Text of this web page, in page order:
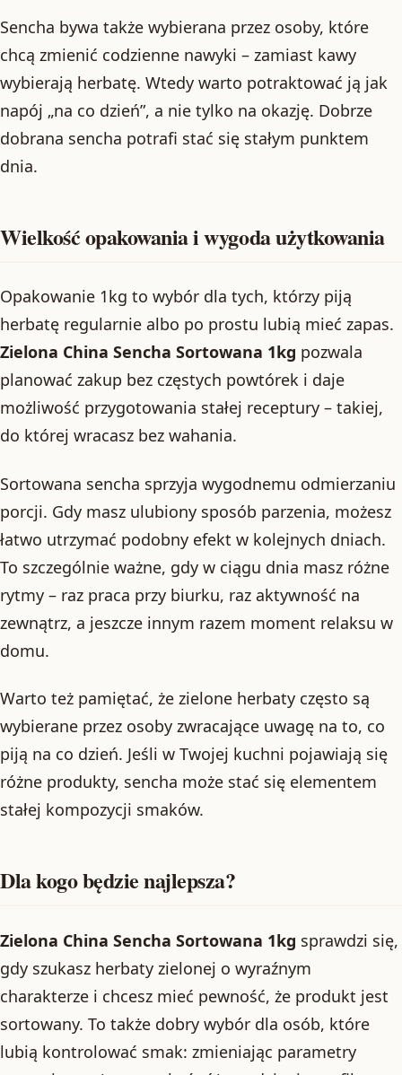
Sencha bywa także wybierana przez osoby, które
chcą zmienić codzienne nawyki – zamiast kawy
wybierają herbatę. Wtedy warto potraktować ją jak
napój „na co dzień”, a nie tylko na okazję. Dobrze
dobrana sencha potrafi stać się stałym punktem
dnia.
Wielkość opakowania i wygoda użytkowania
Opakowanie 1kg to wybór dla tych, którzy piją
herbatę regularnie albo po prostu lubią mieć zapas.
Zielona China Sencha Sortowana 1kg pozwala
planować zakup bez częstych powtórek i daje
możliwość przygotowania stałej receptury – takiej,
do której wracasz bez wahania.
Sortowana sencha sprzyja wygodnemu odmierzaniu
porcji. Gdy masz ulubiony sposób parzenia, możesz
łatwo utrzymać podobny efekt w kolejnych dniach.
To szczególnie ważne, gdy w ciągu dnia masz różne
rytmy – raz praca przy biurku, raz aktywność na
zewnątrz, a jeszcze innym razem moment relaksu w
domu.
Warto też pamiętać, że zielone herbaty często są
wybierane przez osoby zwracające uwagę na to, co
piją na co dzień. Jeśli w Twojej kuchni pojawiają się
różne produkty, sencha może stać się elementem
stałej kompozycji smaków.
Dla kogo będzie najlepsza?
Zielona China Sencha Sortowana 1kg sprawdzi się,
gdy szukasz herbaty zielonej o wyraźnym
charakterze i chcesz mieć pewność, że produkt jest
sortowany. To także dobry wybór dla osób, które
lubią kontrolować smak: zmieniając parametry